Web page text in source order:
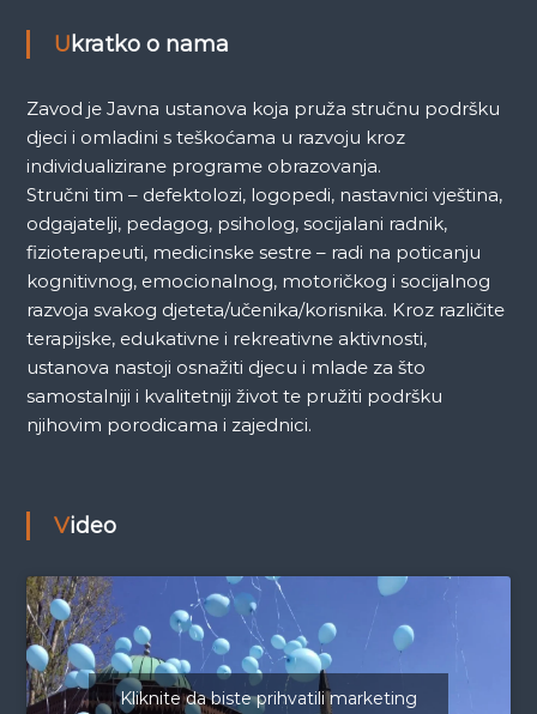
a
Ukratko o nama
Zavod je Javna ustanova koja pruža stručnu podršku
djeci i omladini s teškoćama u razvoju kroz
individualizirane programe obrazovanja.
Stručni tim – defektolozi, logopedi, nastavnici vještina,
odgajatelji, pedagog, psiholog, socijalani radnik,
fizioterapeuti, medicinske sestre – radi na poticanju
kognitivnog, emocionalnog, motoričkog i socijalnog
razvoja svakog djeteta/učenika/korisnika. Kroz različite
terapijske, edukativne i rekreativne aktivnosti,
ustanova nastoji osnažiti djecu i mlade za što
samostalniji i kvalitetniji život te pružiti podršku
njihovim porodicama i zajednici.
Video
Kliknite da biste prihvatili marketing